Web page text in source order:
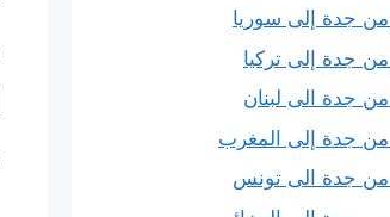
جدة إلى سوريا
جدة إلى تركيا
جدة الى لبنان
جدة إلى المغرب
من جدة الى تونس